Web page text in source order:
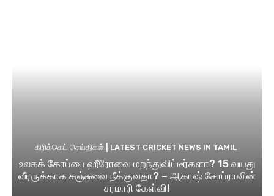
கிரிக்கெட் செய்திகள் | LATEST CRICKET NEWS IN TAMIL
உலகக் கோப்பை ஹீரோவை மறந்துவிட்டீர்களா? 15 வயது
வீரருக்காக சஞ்சுவை நீக்குவதா? – ஆகாஷ் சோப்ராவின்
சரமாரி கேள்வி!